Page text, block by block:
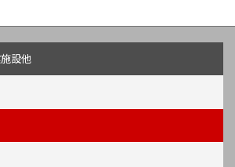
設他